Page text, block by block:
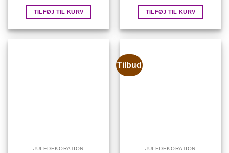
TILFØJ TIL KURV
var:
kr. 1.750,00.
TILFØJ TIL KURV
JULEDEKORATION
Tilbud
JULEDEKORATION